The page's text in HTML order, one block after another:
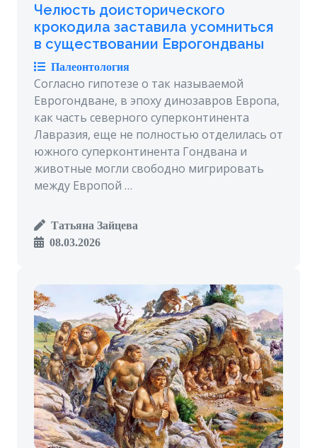
Челюсть доисторического
крокодила заставила усомниться
в существовании Еврогондваны
Палеонтология
Согласно гипотезе о так называемой
Еврогондване, в эпоху динозавров Европа,
как часть северного суперконтинента
Лавразия, еще не полностью отделилась от
южного суперконтинента Гондвана и
животные могли свободно мигрировать
между Европой …
Татьяна Зайцева
08.03.2026